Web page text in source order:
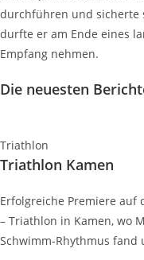
durchführen und sicherte
durfte er am Ende eines
Empfang nehmen.
Die neuesten
Triathlon
Triathlon Kamen
Erfolgreiche Premiere auf
– Triathlon in Kamen, wo
Schwimm-Rhythmus fand